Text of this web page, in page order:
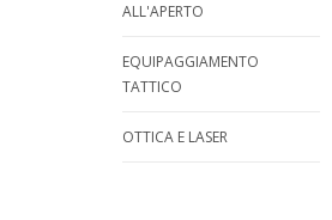
ALL'APERTO
EQUIPAGGIAMENTO
TATTICO
OTTICA E LASER